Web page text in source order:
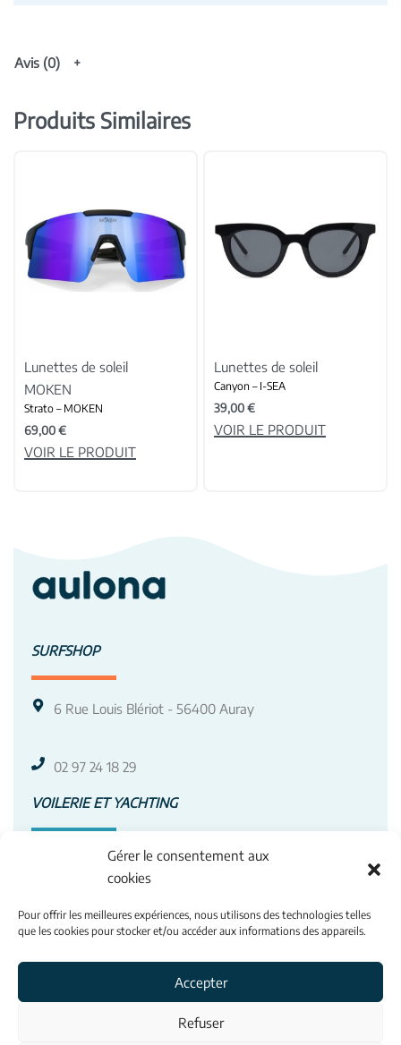
Gérer le consentement aux
cookies
Pour offrir les meilleures expériences, nous utilisons des technologies telles
que les cookies pour stocker et/ou accéder aux informations des appareils.
Accepter
Refuser
Avis (0)
Produits Similaires
Lunettes de soleil
MOKEN
Strato – MOKEN
69,00€
VOIR LE PRODUIT
Lunettes de soleil
Canyon – I-SEA
39,00€
VOIR LE PRODUIT
SURFSHOP
6 Rue Louis Blériot - 56400 Auray
02 97 24 18 29
VOILERIE ET YACHTING
3 Av. Roland Garros - 56400 Auray
02 97 50 88 66